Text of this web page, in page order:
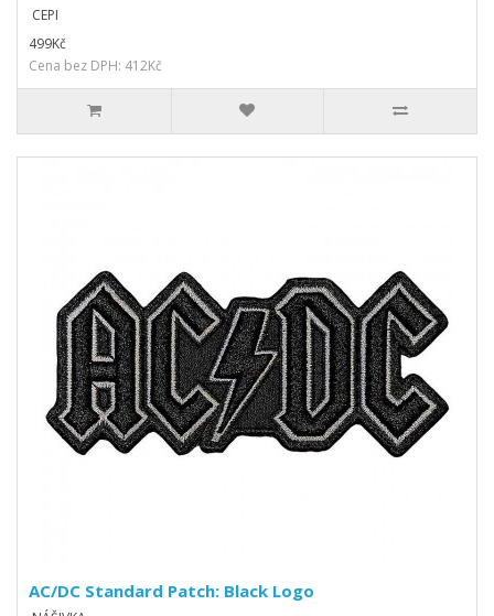
CEPI
499Kč
Cena bez DPH: 412Kč
AC/DC Standard Patch: Black Logo